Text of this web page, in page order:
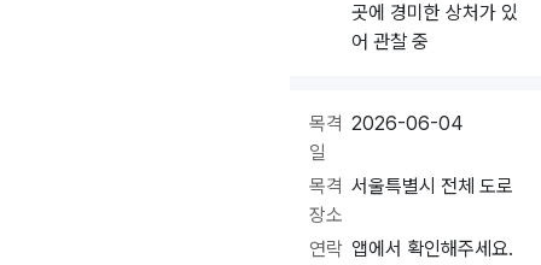
곳에 경미한 상처가 있
어 관찰 중
목격
일
2026-06-04
목격
장소
서울특별시 전체 도로
연락 앱에서 확인해주세요.